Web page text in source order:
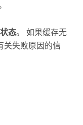
态。 如果缓存无
关失败原因的信